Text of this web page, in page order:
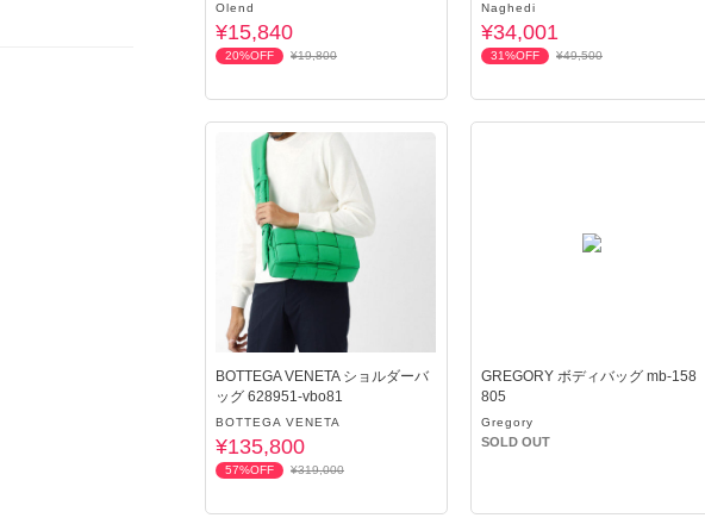
Olend
¥15,840
20%OFF ¥19,800
Naghedi
¥34,001
31%OFF ¥49,500
BOTTEGA VENETA ショルダーバ
ッグ 628951-vbo81
BOTTEGA VENETA
¥135,800
57%OFF ¥319,000
GREGORY ボディバッグ mb-158
805
Gregory
SOLD OUT